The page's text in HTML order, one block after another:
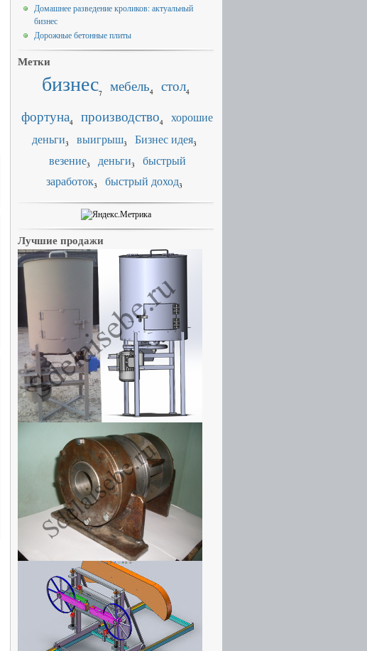
Домашнее разведение кроликов: актуальный
бизнес
Дорожные бетонные плиты
Метки
бизнес7 мебель4 стол4
фортуна4 производство4
хорошие
деньги3 выигрыш3 Бизнес идея3
везение3 деньги3
быстрый
заработок3 быстрый доход3
Лучшие продажи